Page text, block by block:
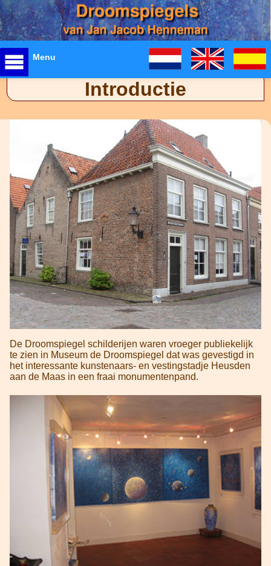
Menu
Introductie
De Droomspiegel schilderijen waren vroeger publiekelijk
te zien in Museum de Droomspiegel dat was gevestigd in
het interessante kunstenaars- en vestingstadje Heusden
aan de Maas in een fraai monumentenpand.